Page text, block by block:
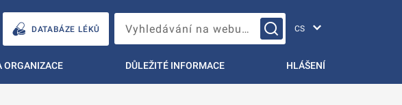
DATABÁZE LÉKŮ Vyhledávání na webu…
ORGANIZACE DŮLEŽITÉ INFORMACE HLÁŠENÍ